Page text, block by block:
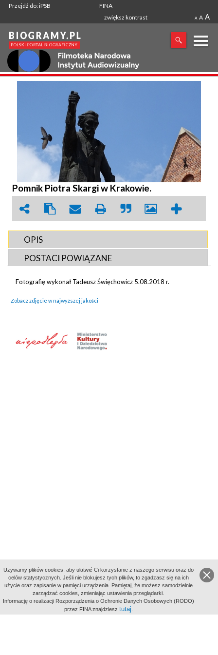
Przejdź do: iPSB
FINA
zwiększ kontrast
A A A
X
SZUKANA FRAZA
Pomnik Piotra Skargi w Krakowie.
OPIS
POSTACI POWIĄZANE
Fotografię wykonał Tadeusz Święchowicz 5.08.2018 r.
Zobacz zdjęcie w najwyższej jakości
aktywności
Uzywamy plików cookies, aby ułatwić Ci korzystanie z naszego serwisu oraz do
celów statystycznych. Jeśli nie blokujesz tych plików, to zgadzasz się na ich
użycie oraz zapisanie w pamięci urządzenia. Pamiętaj, że możesz samodzielnie
zarządzać cookies, zmieniając ustawienia przeglądarki.
Informację o realizacji Rozporządzenia o Ochronie Danych Osobowych (RODO)
przez FINA znajdziesz tutaj